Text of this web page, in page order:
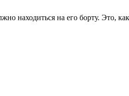
находиться на его борту. Это,